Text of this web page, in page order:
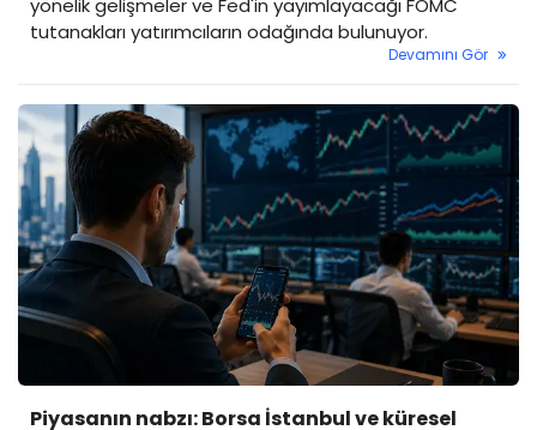
tutanakları yatırımcıların odağında bulunuyor.
Devamını Gör
Piyasanın nabzı: Borsa İstanbul ve küresel